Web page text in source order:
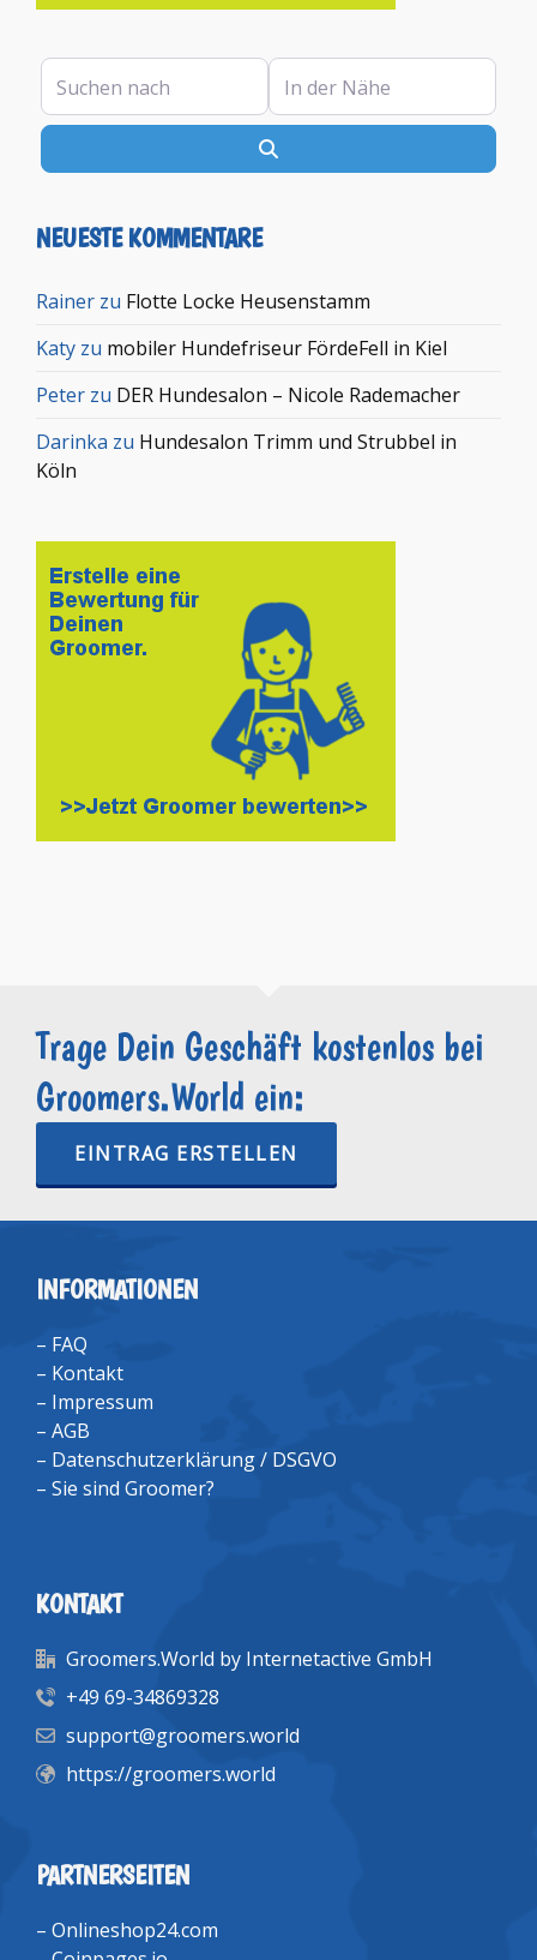
Suchen nach In der Nähe
NEUESTE KOMMENTARE
Rainer zu Flotte Locke Heusenstamm
Katy zu mobiler Hundefriseur FördeFell in Kiel
Peter zu DER Hundesalon – Nicole Rademacher
Darinka zu Hundesalon Trimm und Strubbel in
Köln
Trage Dein Geschäft kostenlos bei
Groomers.World ein:
EINTRAG ERSTELLEN
INFORMATIONEN
– FAQ
– Kontakt
– Impressum
– AGB
– Datenschutzerklärung / DSGVO
– Sie sind Groomer?
KONTAKT
Groomers.World by Internetactive GmbH
+49 69-34869328
support@groomers.world
https://groomers.world
PARTNERSEITEN
– Onlineshop24.com